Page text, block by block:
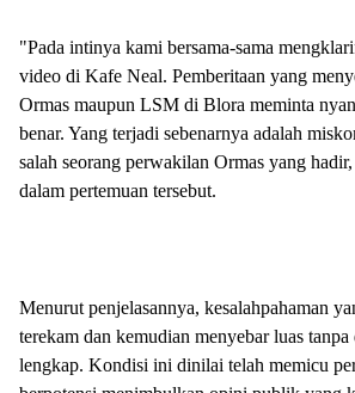
"Pada intinya kami bersama-sama
video di Kafe Neal. Pemberitaan yang
Ormas maupun LSM di Blora meminta
benar. Yang terjadi sebenarnya adalah
salah seorang perwakilan Ormas yang
dalam pertemuan tersebut.
Menurut penjelasannya, kesalahpahaman
terekam dan kemudian menyebar luas
lengkap. Kondisi ini dinilai telah memicu